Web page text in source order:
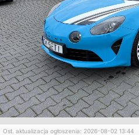
Ost. aktualizacja ogłoszenia: 2026-08-02 13:44